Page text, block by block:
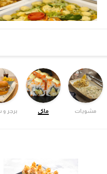
مشويات ماكي برجر و